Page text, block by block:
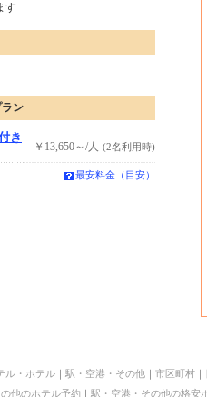
す
ン
き
￥13,650～/人 (2名利用時)
最安料金（目安）
ル・ホテル 駅・空港・その他 市区町村
他のホテル予約 駅・空港・その他の格安